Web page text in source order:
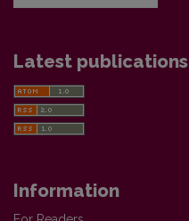
Latest publications
Information